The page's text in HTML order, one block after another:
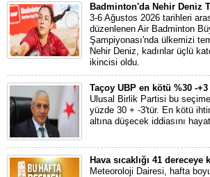
Badminton'da Nehir Deniz
3-6 Ağustos 2026 tarihleri
düzenlenen Air Badminton
Şampiyonası'nda ülkemizi
Nehir Deniz, kadınlar üçlü
ikincisi oldu.
Taçoy UBP en kötü %30 -
Ulusal Birlik Partisi bu
yüzde 30 + -3'tür. En kötü
altına düşecek iddiasını
Hava sıcaklığı 41
Meteoroloji Dairesi, hafta